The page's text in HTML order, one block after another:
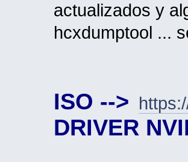
actualizados y
hcxdumptool ...
ISO -->
DRIVER